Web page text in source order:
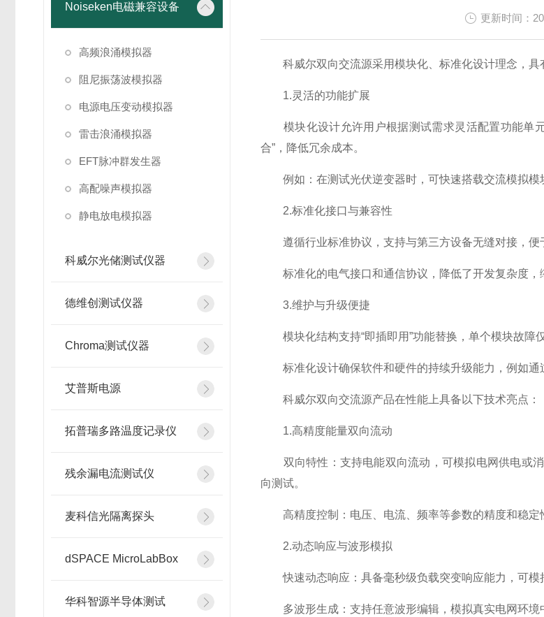
Noiseken电磁兼容设备
高频浪涌模拟器
阻尼振荡波模拟器
电源电压变动模拟器
雷击浪涌模拟器
EFT脉冲群发生器
高配噪声模拟器
静电放电模拟器
科威尔光储测试仪器
德维创测试仪器
Chroma测试仪器
艾普斯电源
拓普瑞多路温度记录仪
残余漏电流测试仪
麦科信光隔离探头
dSPACE MicroLabBox
华科智源半导体测试
更新时间：
科威尔双向交流源采用模块化、标准化设计理念，具
1.灵活的功能扩展
模块化设计允许用户根据测试需求灵活配置功能单元
合”，降低冗余成本。
例如：在测试光伏逆变器时，可快速搭载交流模拟模
2.标准化接口与兼容性
遵循行业标准协议，支持与第三方设备无缝对接，便
标准化的电气接口和通信协议，降低了开发复杂度，
3.维护与升级便捷
模块化结构支持“即插即用”功能替换，单个模块故障
标准化设计确保软件和硬件的持续升级能力，例如通
科威尔双向交流源产品在性能上具备以下技术亮点：
1.高精度能量双向流动
双向特性：支持电能双向流动，可模拟电网供电或消
向测试。
高精度控制：电压、电流、频率等参数的精度和稳定
2.动态响应与波形模拟
快速动态响应：具备毫秒级负载突变响应能力，可模
多波形生成：支持任意波形编辑，模拟真实电网环境